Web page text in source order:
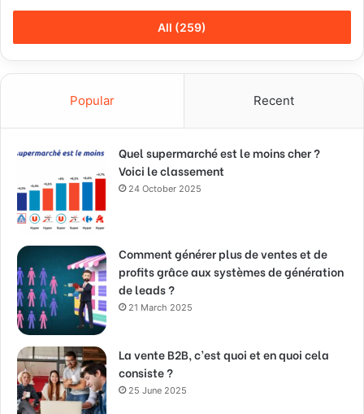
All (259)
Popular Recent
Quel supermarché est le moins cher ?
Voici le classement
24 October 2025
Comment générer plus de ventes et de
profits grâce aux systèmes de génération
de leads ?
21 March 2025
La vente B2B, c’est quoi et en quoi cela
consiste ?
25 June 2025